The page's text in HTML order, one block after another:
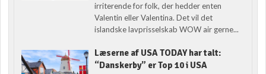
irriterende for folk, der hedder enten
Valentin eller Valentina. Det vil det
islandske lavprisselskab WOW air gerne...
Læserne af USA TODAY har talt:
“Danskerby” er Top 10 i USA